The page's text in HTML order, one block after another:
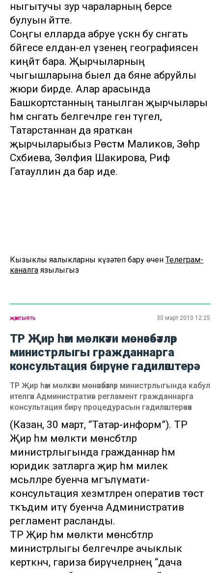
ныгытучы зур чараларның берсе
булуын әйтте.
Соңгы елларда абруе үскән бу сәнгать
бәйгесе елдан-ел үзенең географиясен
киңәйтә бара. Җырчыларның
чыгышларына быел да бәяне абруйлы
жюри бирде. Алар арасында
Башкортстанның танылган җырчылары
һәм сәнгать белгечләре генә түгел, ә
Татарстаннан да яраткан
җырчыларыбыз Рөстәм Маликов, Зөһрә
Сәхәбиева, Зөлфия Шакирова, Риф
Гатауллин да бар иде.
Кызыклы яңалыкларны күзәтеп бару өчен Телеграм-
каналга язылыгыз
җәмгыять 30 март 2010 12:25
ТР Җир һәм мөлкәти мөнәсәбәтләр
министрлыгы гражданнарга
консультация бирүне гадиләштерә
ТР Җир һәм мөлкәти мөнәсәбәтләр министрлыгында кабул
ителгән Административ регламент гражданнарга
консультация бирү процедурасын гадиләштерәчәк
(Казан, 30 март, “Татар-информ”). ТР
Җир һәм мөлкәти мөнәсәбәтләр
министрлыгында гражданнар һәм
юридик затларга җир һәм милек
мәсьәләләре буенча мәгълүмати-
консультация хезмәтләрен оператив төстә
тәкъдим итү буенча Административ
регламент расланды.
ТР Җир һәм мөлкәти мөнәсәбәтләр
министрлыгы белгечләре ачыклык
керткәнчә, гариза бирүчеләрнең “дача